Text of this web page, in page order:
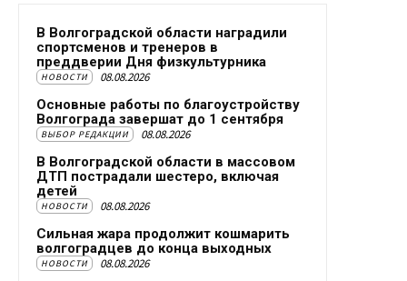
В Волгоградской области наградили
спортсменов и тренеров в
преддверии Дня физкультурника
НОВОСТИ 08.08.2026
Основные работы по благоустройству
Волгограда завершат до 1 сентября
ВЫБОР РЕДАКЦИИ 08.08.2026
В Волгоградской области в массовом
ДТП пострадали шестеро, включая
детей
НОВОСТИ 08.08.2026
Сильная жара продолжит кошмарить
волгоградцев до конца выходных
НОВОСТИ 08.08.2026